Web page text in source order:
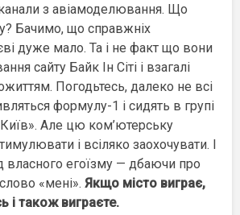
канали з авіамоделювання. Що
Бачимо, що справжніх
дуже мало. Та і не факт що вони
сайту Байк Ін Сіті і взагалі
Погодьтесь, далеко не всі
формулу-1 і сидять в групі
Але цю ком’ютерську
і всіляко заохочувати. І
власного егоїзму — дбаючи про
«мені». Якщо місто виграє,
і також виграєте.